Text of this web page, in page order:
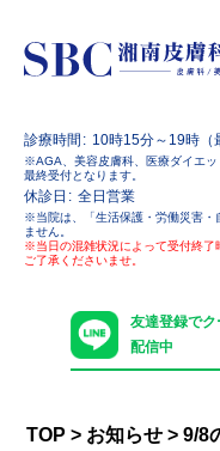
診療時間 10時15分～19時（
※AGA、美容皮膚科、医療ダイエ
最終受付となります。
休診日 全日営業
※当院は、「生活保護・労働災害・
ません。
※当日の混雑状況によって受付終了
ご了承くださいませ。
友達登録でク
配信中
TOP > お知らせ >9/8